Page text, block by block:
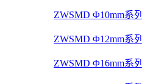
ZWSMD Φ10mm系列
ZWSMD Φ12mm系列
ZWSMD Φ16mm系列